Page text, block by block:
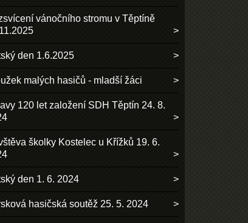
vánočního stromu v Těptíně
den 1.6.2025
malých hasičů - mladší žáci
120 let založení SDH Těptín 24. 8.
školky Kostelec u Křížků 19. 6.
den 1. 6. 2024
hasičská soutěž 25. 5. 2024